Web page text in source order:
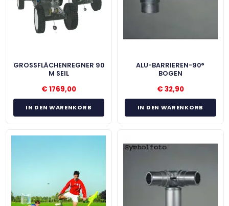
GROSSFLÄCHENREGNER 90 M
SEIL
€ 1769,00
IN DEN WARENKORB
ALU-BARRIEREN-90°
BOGEN
€ 32,90
IN DEN WARENKORB